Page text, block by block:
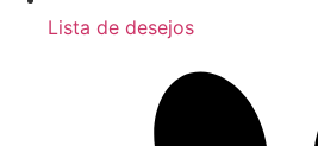
Lista de desejos